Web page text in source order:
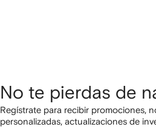
No te pierdas de
Regístrate para recibir promociones,
personalizadas, actualizaciones de